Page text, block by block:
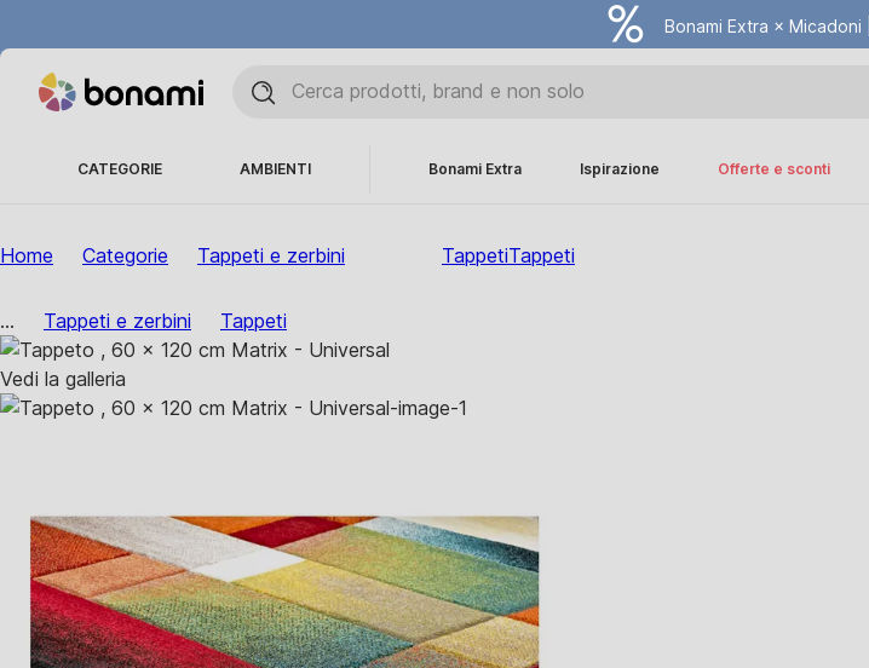
Bonami Extra × Micadoni |
CATEGORIE AMBIENTI Bonami Extra Ispirazione Offerte e sconti
Home Categorie Tappeti e zerbini TappetiTappeti
... Tappeti e zerbini Tappeti
Vedi la galleria